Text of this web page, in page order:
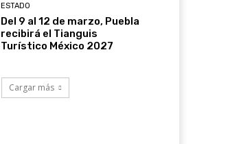
ESTADO
Del 9 al 12 de marzo, Puebla
recibirá el Tianguis
Turístico México 2027
Cargar más